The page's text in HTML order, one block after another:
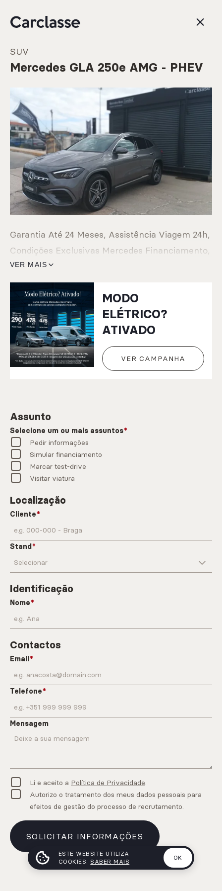
SUV
Mercedes GLA 250e AMG - PHEV
Garantia Até 24 Meses, Assistência Viagem 24h,
Condições Exclusivas Mercedes Financiamento,
Oferta Manutenção Programada, caso ocorra
até 6 Meses ou 7500 kms após Aquisição. Este
anúncio foi publicado por rotina informática,
todos os dados carecem de confirmação junto
do vendedor
VER MAIS
MODO
ELÉTRICO?
ATIVADO
VER CAMPANHA
Assunto
Selecione um ou mais assuntos
Pedir informações
Simular financiamento
Marcar test-drive
Visitar viatura
Localização
Cliente
Stand
Identificação
Nome
Contactos
Email
Telefone
Mensagem
Li e aceito a Política de Privacidade.
Autorizo o tratamento dos meus dados pessoais para
efeitos de gestão do processo de recrutamento.
SOLICITAR INFORMAÇÕES
ESTE WEBSITE UTILIZA
COOKIES. SABER MAIS
OK